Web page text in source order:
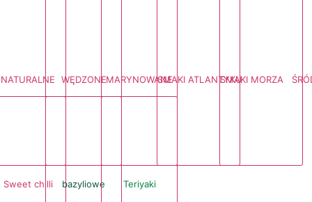
NATURALNE WĘDZONEMARYNOWANESMAKI ATLANTYKUSMAKI MORZA
Sweet chilli bazyliowe Teriyaki